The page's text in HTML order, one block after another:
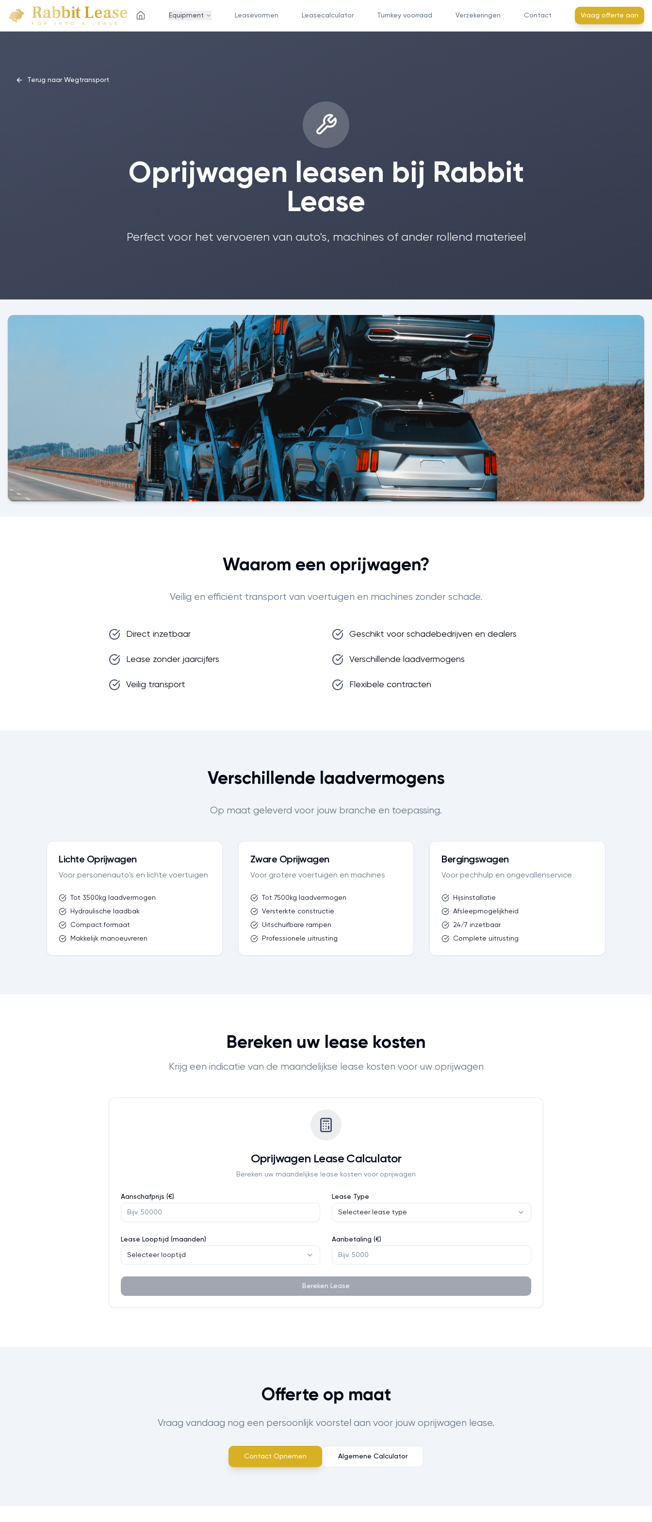
Equipment Leasevormen Leasecalculator Turnkey voorraad Verzekeringen Contact Vraag offerte aan
Terug naar Wegtransport
Oprijwagen leasen bij Rabbit
Lease
Perfect voor het vervoeren van auto's, machines of ander rollend materieel
Waarom een oprijwagen?
Veilig en efficiënt transport van voertuigen en machines zonder schade.
Direct inzetbaar Geschikt voor schadebedrijven en dealers
Lease zonder jaarcijfers Verschillende laadvermogens
Veilig transport Flexibele contracten
Verschillende laadvermogens
Op maat geleverd voor jouw branche en toepassing.
Lichte Oprijwagen
Voor personenauto's en lichte voertuigen
Tot 3500kg laadvermogen
Hydraulische laadbak
Compact formaat
Makkelijk manoeuvreren
Zware Oprijwagen
Voor grotere voertuigen en machines
Tot 7500kg laadvermogen
Versterkte constructie
Uitschuifbare rampen
Professionele uitrusting
Bergingswagen
Voor pechhulp en ongevallenservice
Hijsinstallatie
Afsleepmogelijkheid
24/7 inzetbaar
Complete uitrusting
Bereken uw lease kosten
Krijg een indicatie van de maandelijkse lease kosten voor uw oprijwagen
Oprijwagen Lease Calculator
Bereken uw maandelijkse lease kosten voor oprijwagen
Aanschafprijs (€) Lease Type
Selecteer lease type
Lease Looptijd (maanden)
Selecteer looptijd
Aanbetaling (€)
Bereken Lease
Offerte op maat
Vraag vandaag nog een persoonlijk voorstel aan voor jouw oprijwagen lease.
Contact Opnemen Algemene Calculator